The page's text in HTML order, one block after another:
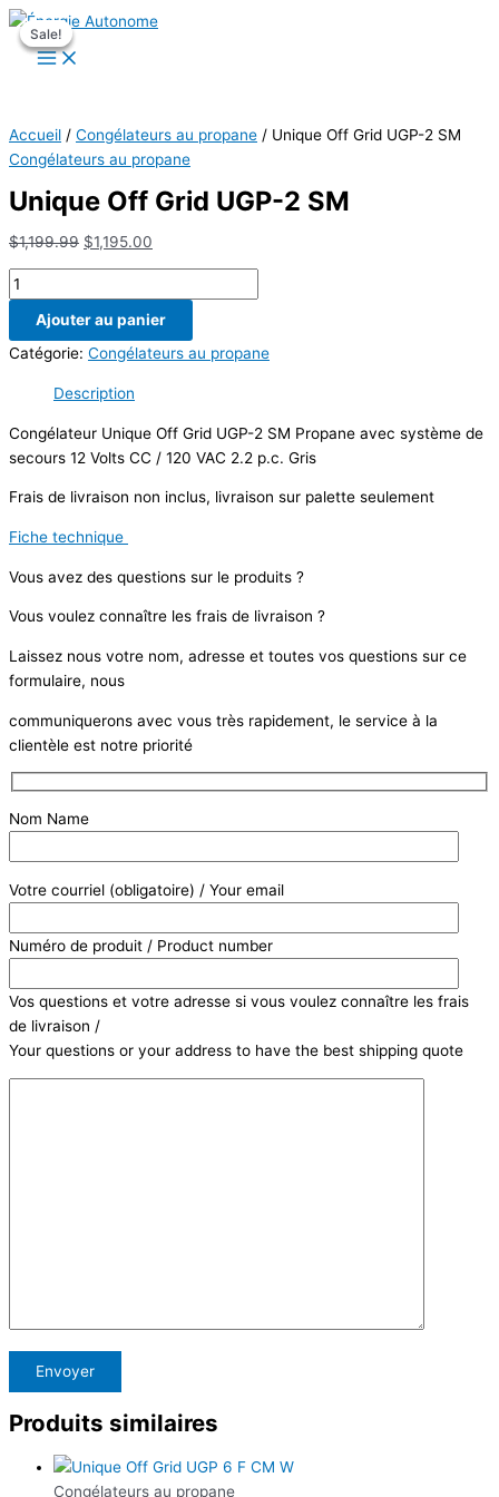
Aller
au
contenu
Sale!
Accueil / Congélateurs au propane / Unique Off Grid UGP-2 SM
Congélateurs au propane
Unique Off Grid UGP-2 SM
$1,199.99 Le
prix
était :
$1,199.99.
$1,195.00
prix
est :
$1,195.00.
quantité
de
Unique
Off
2
SM
Ajouter au panier
Catégorie: Congélateurs au propane
Description
Congélateur Unique Off Grid UGP-2 SM Propane avec système de
secours 12 Volts CC / 120 VAC 2.2 p.c. Gris
Frais de livraison non inclus, livraison sur palette seulement
Fiche technique
Vous avez des questions sur le produits ?
Vous voulez connaître les frais de livraison ?
Laissez nous votre nom, adresse et toutes vos questions sur ce
formulaire, nous
communiquerons avec vous très rapidement, le service à la
clientèle est notre priorité
Nom Name
Votre courriel (obligatoire) / Your email
Numéro de produit / Product number
Vos questions et votre adresse si vous voulez connaître les frais
de livraison /
Your questions or your address to have the best shipping quote
Produits similaires
Sale!
Sale!
Congélateurs au propane